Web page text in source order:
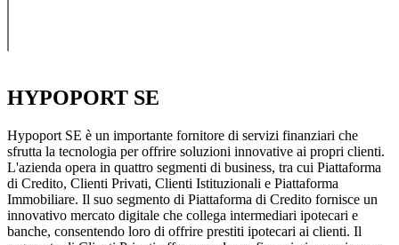
HYPOPORT SE
Hypoport SE è un importante fornitore di servizi finanziari che
sfrutta la tecnologia per offrire soluzioni innovative ai propri clienti.
L'azienda opera in quattro segmenti di business, tra cui Piattaforma
di Credito, Clienti Privati, Clienti Istituzionali e Piattaforma
Immobiliare. Il suo segmento di Piattaforma di Credito fornisce un
innovativo mercato digitale che collega intermediari ipotecari e
banche, consentendo loro di offrire prestiti ipotecari ai clienti. Il